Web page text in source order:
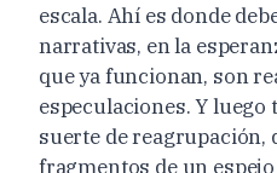
escala. Ahí es donde
narrativas, en la
que ya funcionan, son
especulaciones. Y
suerte de reagrupación,
fragmentos de un